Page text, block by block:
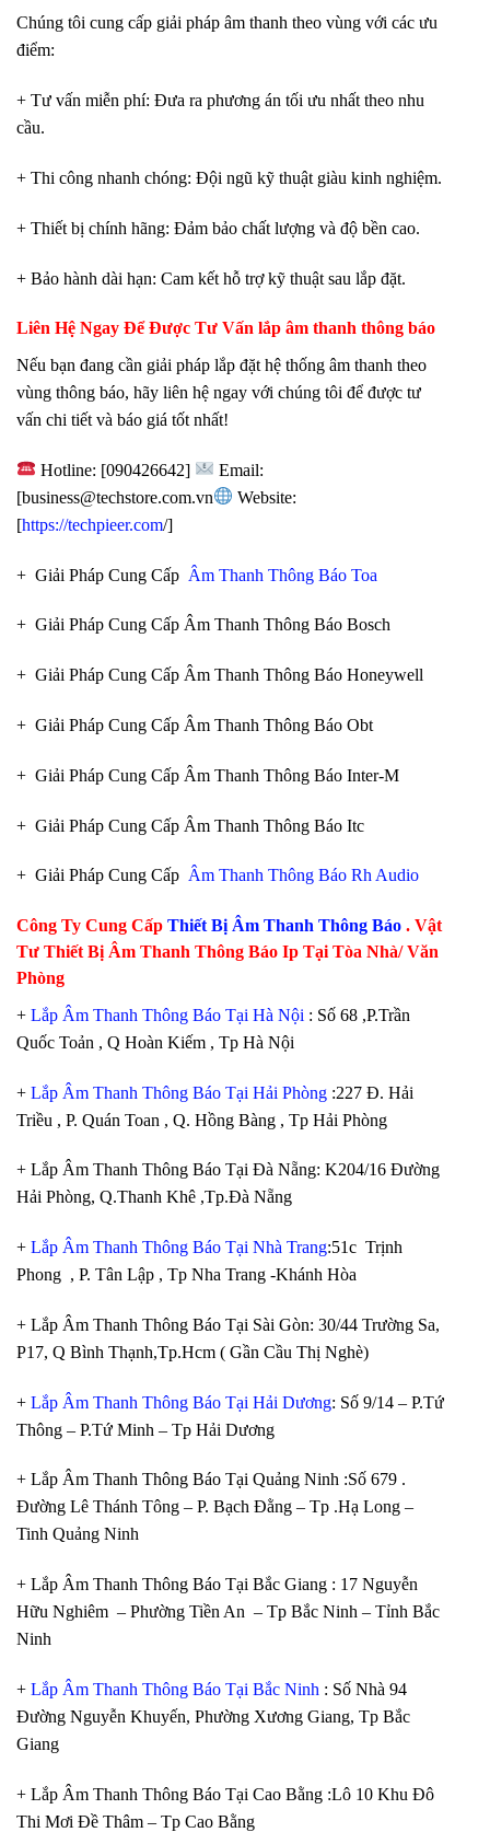
Chúng tôi cung cấp giải pháp âm thanh theo vùng với các ưu
điểm:
+ Tư vấn miễn phí: Đưa ra phương án tối ưu nhất theo nhu
cầu.
+ Thi công nhanh chóng: Đội ngũ kỹ thuật giàu kinh nghiệm.
+ Thiết bị chính hãng: Đảm bảo chất lượng và độ bền cao.
+ Bảo hành dài hạn: Cam kết hỗ trợ kỹ thuật sau lắp đặt.
Liên Hệ Ngay Để Được Tư Vấn lắp âm thanh thông báo
Nếu bạn đang cần giải pháp lắp đặt hệ thống âm thanh theo
vùng thông báo, hãy liên hệ ngay với chúng tôi để được tư
vấn chi tiết và báo giá tốt nhất!
Hotline: [090426642]
Email:
[business@techstore.com.vn
Website:
[https://techpieer.com/]
+ Giải Pháp Cung Cấp Âm Thanh Thông Báo Toa
+ Giải Pháp Cung Cấp Âm Thanh Thông Báo Bosch
+ Giải Pháp Cung Cấp Âm Thanh Thông Báo Honeywell
+ Giải Pháp Cung Cấp Âm Thanh Thông Báo Obt
+ Giải Pháp Cung Cấp Âm Thanh Thông Báo Inter-M
+ Giải Pháp Cung Cấp Âm Thanh Thông Báo Itc
+ Giải Pháp Cung Cấp Âm Thanh Thông Báo Rh Audio
Công Ty Cung Cấp Thiết Bị Âm Thanh Thông Báo . Vật
Tư Thiết Bị Âm Thanh Thông Báo Ip Tại Tòa Nhà/ Văn
Phòng
+ Lắp Âm Thanh Thông Báo Tại Hà Nội : Số 68 ,P.Trần
Quốc Toản , Q Hoàn Kiếm , Tp Hà Nội
+ Lắp Âm Thanh Thông Báo Tại Hải Phòng :227 Đ. Hải
Triều , P. Quán Toan , Q. Hồng Bàng , Tp Hải Phòng
+ Lắp Âm Thanh Thông Báo Tại Đà Nẵng: K204/16 Đường
Hải Phòng, Q.Thanh Khê ,Tp.Đà Nẵng
+ Lắp Âm Thanh Thông Báo Tại Nhà Trang:51c Trịnh
Phong , P. Tân Lập , Tp Nha Trang -Khánh Hòa
+ Lắp Âm Thanh Thông Báo Tại Sài Gòn: 30/44 Trường Sa,
P17, Q Bình Thạnh,Tp.Hcm ( Gần Cầu Thị Nghè)
+ Lắp Âm Thanh Thông Báo Tại Hải Dương: Số 9/14 – P.Tứ
Thông – P.Tứ Minh – Tp Hải Dương
+ Lắp Âm Thanh Thông Báo Tại Quảng Ninh :Số 679 .
Đường Lê Thánh Tông – P. Bạch Đằng – Tp .Hạ Long –
Tinh Quảng Ninh
+ Lắp Âm Thanh Thông Báo Tại Bắc Giang : 17 Nguyễn
Hữu Nghiêm – Phường Tiền An – Tp Bắc Ninh – Tỉnh Bắc
Ninh
+ Lắp Âm Thanh Thông Báo Tại Bắc Ninh : Số Nhà 94
Đường Nguyễn Khuyến, Phường Xương Giang, Tp Bắc
Giang
+ Lắp Âm Thanh Thông Báo Tại Cao Bằng :Lô 10 Khu Đô
Thi Mơi Đề Thâm – Tp Cao Bằng